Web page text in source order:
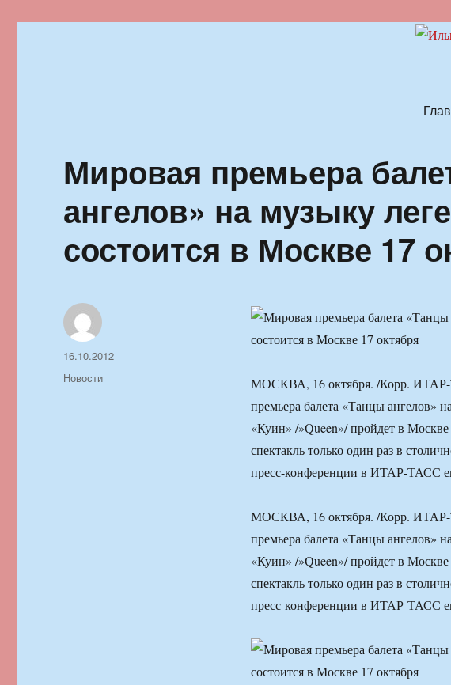
Мировая премьера
ангелов» на музыку
состоится в Москве 17
МОСКВА, 16 октября. /Корр.
премьера балета «Танцы ангелов»
«Куин» /»Queen»/ пройдет в
спектакль только один раз в
пресс-конференции в ИТАР-ТАСС
МОСКВА, 16 октября. /Корр.
премьера балета «Танцы ангелов»
«Куин» /»Queen»/ пройдет в
спектакль только один раз в
пресс-конференции в ИТАР-ТАСС
Автор
Опубликовано
16.10.2012
Рубрики
Новости